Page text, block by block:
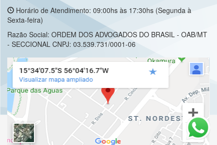
Horário de Atendimento: 09:00hs às 17:30hs (Segunda à
Sexta-feira)
Razão Social: ORDEM DOS ADVOGADOS DO BRASIL - OAB/MT
- SECCIONAL CNPJ: 03.539.731/0001-06